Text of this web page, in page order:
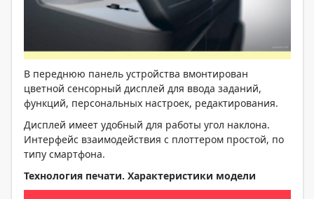
В переднюю панель устройства вмонтирован
цветной сенсорный дисплей для ввода заданий,
функций, персональных настроек, редактирования.
Дисплей имеет удобный для работы угол наклона.
Интерфейс взаимодействия с плоттером простой, по
типу смартфона.
Технология печати. Характеристики модели